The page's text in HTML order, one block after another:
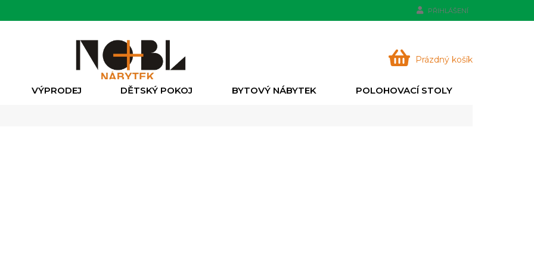
PŘIHLÁŠENÍ
NÁKUPNÍ
Prázdný košík
VÝPRODEJ DĚTSKÝ POKOJ BYTOVÝ NÁBYTEK POLOHOVACÍ STOLY